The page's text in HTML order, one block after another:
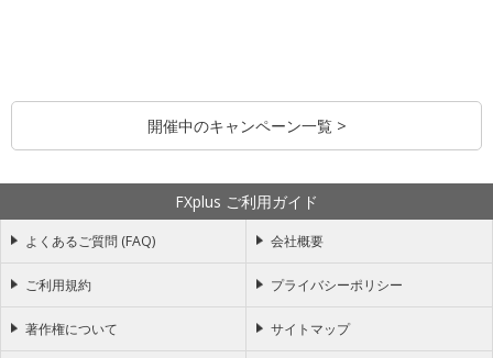
開催中のキャンペーン一覧 >
FXplus ご利用ガイド
よくあるご質問 (FAQ) 会社概要
ご利用規約 プライバシーポリシー
著作権について サイトマップ